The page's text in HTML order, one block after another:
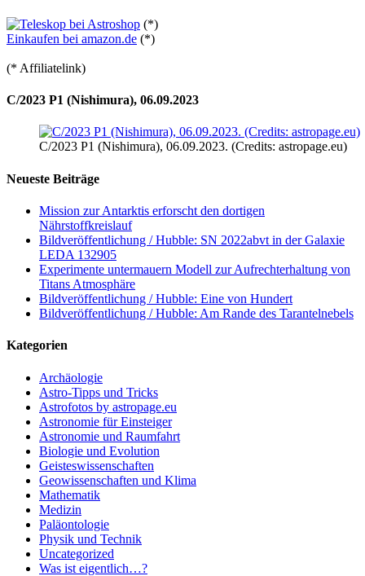
(*)
Einkaufen bei amazon.de (*)
(* Affiliatelink)
C/2023 P1 (Nishimura), 06.09.2023
C/2023 P1 (Nishimura), 06.09.2023. (Credits: astropage.eu)
Neueste Beiträge
Mission zur Antarktis erforscht den dortigen
Nährstoffkreislauf
Bildveröffentlichung / Hubble: SN 2022abvt in der Galaxie
LEDA 132905
Experimente untermauern Modell zur Aufrechterhaltung von
Titans Atmosphäre
Bildveröffentlichung / Hubble: Eine von Hundert
Bildveröffentlichung / Hubble: Am Rande des Tarantelnebels
Kategorien
Archäologie
Astro-Tipps und Tricks
Astrofotos by astropage.eu
Astronomie für Einsteiger
Astronomie und Raumfahrt
Biologie und Evolution
Geisteswissenschaften
Geowissenschaften und Klima
Mathematik
Medizin
Paläontologie
Physik und Technik
Uncategorized
Was ist eigentlich…?